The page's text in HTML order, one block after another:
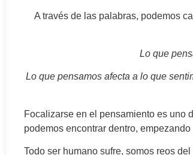
A través de las palabras, podemos
Lo que
Lo que pensamos afecta a lo que
Focalizarse en el pensamiento es uno
podemos encontrar dentro, empezando
Todo ser humano sufre, somos reos